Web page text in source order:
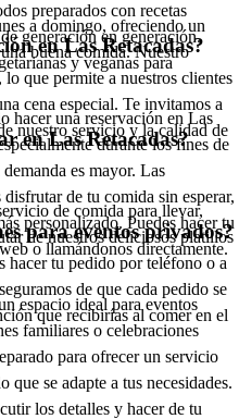
preparados con recetas
generación en generación.
y veganas para
a domingo, ofreciendo un
buena comida. Nuestro
que permite a nuestros clientes
cena especial. Te invitamos a
nuestro servicio y la calidad de
en Las Retacadas?
hacer una reservación en Las
durante los fines de
es mayor. Las
de tu comida sin esperar,
personalizado. Puedes hacer tu
o llamándonos directamente.
en Las Retacadas?
de comida para llevar,
de nuestros deliciosos platillos
hacer tu pedido por teléfono o a
de que cada pedido se
que recibirías al comer en el
para eventos privados?
espacio ideal para eventos
familiares o celebraciones
para ofrecer un servicio
se adapte a tus necesidades.
los detalles y hacer de tu